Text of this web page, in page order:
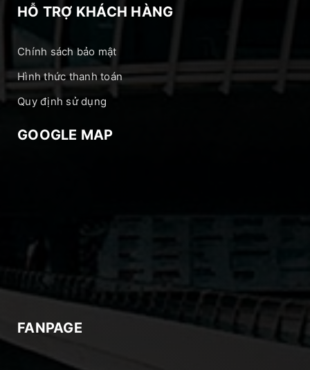
HỖ TRỢ KHÁCH HÀNG
Chính sách bảo mật
Hình thức thanh toán
Quy định sử dụng
GOOGLE MAP
FANPAGE